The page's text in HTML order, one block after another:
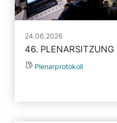
24.06.2026
46. PLENARSITZUNG
Plenarprotokoll